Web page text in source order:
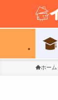
ホーム